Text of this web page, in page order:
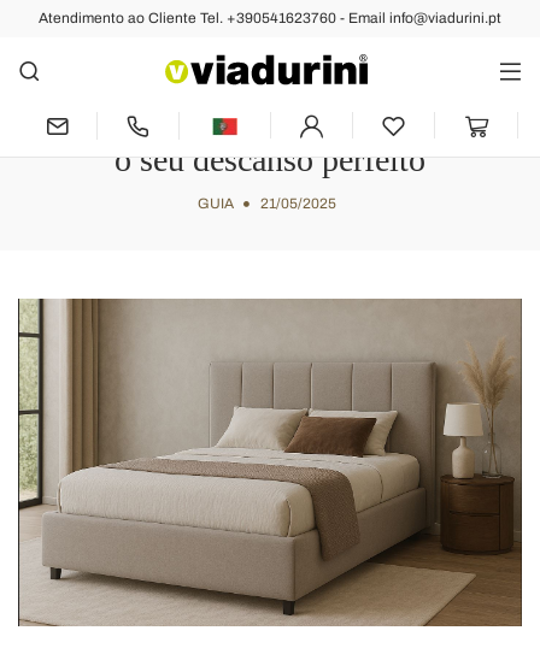
Atendimento ao Cliente Tel. +390541623760 - Email info@viadurini.pt
Guia para escolher camas e colchões:
conforto e design Made in Italy para
o seu descanso perfeito
GUIA 21/05/2025